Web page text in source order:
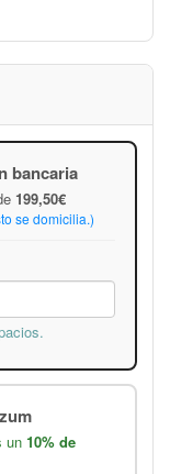
bancaria
199,50€
se domicilia.)
un 10% de